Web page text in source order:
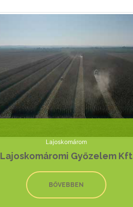
Lajoskomárom
Lajoskomáromi Győzelem Kft
BŐVEBBEN